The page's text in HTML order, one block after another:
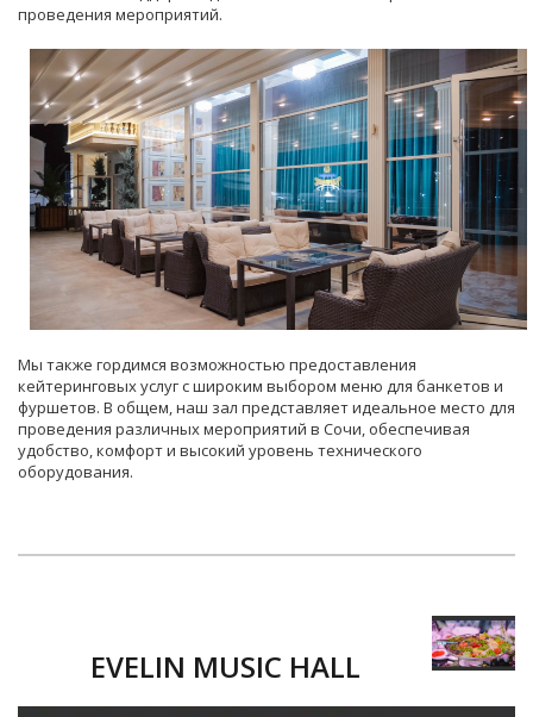
проведения мероприятий.
Мы также гордимся возможностью предоставления
кейтеринговых услуг с широким выбором меню для банкетов и
фуршетов. В общем, наш зал представляет идеальное место для
проведения различных мероприятий в Сочи, обеспечивая
удобство, комфорт и высокий уровень технического
оборудования.
EVELIN MUSIC HALL